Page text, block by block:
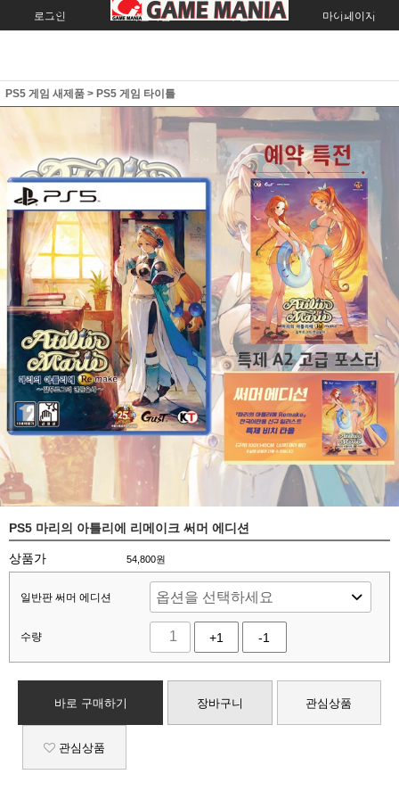
로그인 회원가입 주문조회 마이페이지
PS5 게임 새제품 > PS5 게임 타이틀
PS5 마리의 아틀리에 리메이크 써머 에디션
상품가 54,800원
일반판 써머 에디션
수량 +1 -1
바로 구매하기 장바구니 관심상품
관심상품